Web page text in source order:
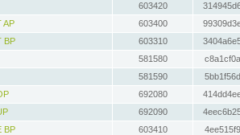
603420
AP
603400
BP
603310
581580
581590
692080
692090
BP
603410